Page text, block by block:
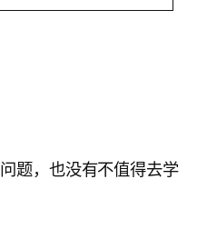
题，也没有不值得去学